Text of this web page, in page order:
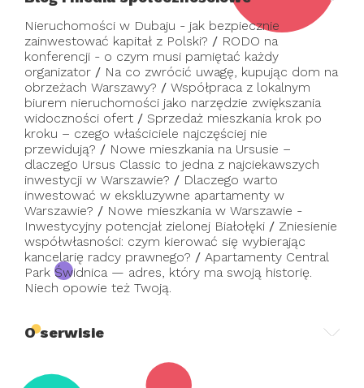
Nieruchomości w Dubaju - jak bezpiecznie
zainwestować kapitał z Polski? / RODO na
konferencji - o czym musi pamiętać każdy
organizator / Na co zwrócić uwagę, kupując dom na
obrzeżach Warszawy? / Współpraca z lokalnym
biurem nieruchomości jako narzędzie zwiększania
widoczności ofert / Sprzedaż mieszkania krok po
kroku – czego właściciele najczęściej nie
przewidują? / Nowe mieszkania na Ursusie –
dlaczego Ursus Classic to jedna z najciekawszych
inwestycji w Warszawie? / Dlaczego warto
inwestować w ekskluzywne apartamenty w
Warszawie? / Nowe mieszkania w Warszawie -
Inwestycyjny potencjał zielonej Białołęki / Zniesienie
współwłasności: czym kierować się wybierając
kancelarię radcy prawnego? / Apartamenty Central
Park Świdnica — adres, który ma swoją historię.
Niech opowie też Twoją.
O serwisie